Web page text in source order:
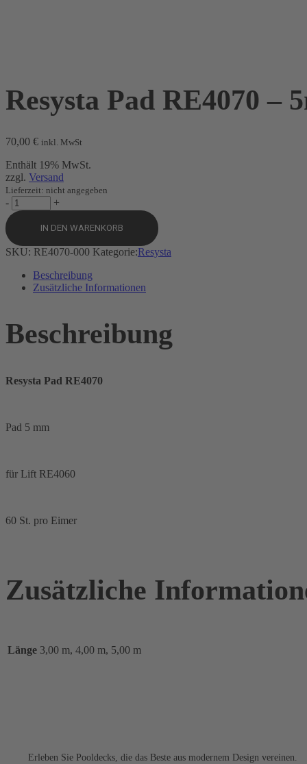
Resysta Pad RE4070 –
70,00 € inkl. MwSt
Enthält 19% MwSt.
zzgl. Versand
Lieferzeit: nicht angegeben
Resysta
Pad
RE4070
-
5mm
- +
IN DEN WARENKORB
SKU: RE4070-000 Kategorie:Resysta
Beschreibung
Zusätzliche Informationen
Beschreibung
Resysta Pad RE4070
Pad 5 mm
für Lift RE4060
60 St. pro Eimer
Zusätzliche
Länge 3,00 m, 4,00 m, 5,00 m
Erleben Sie Pooldecks, die das Beste aus modernem Design vereinen.